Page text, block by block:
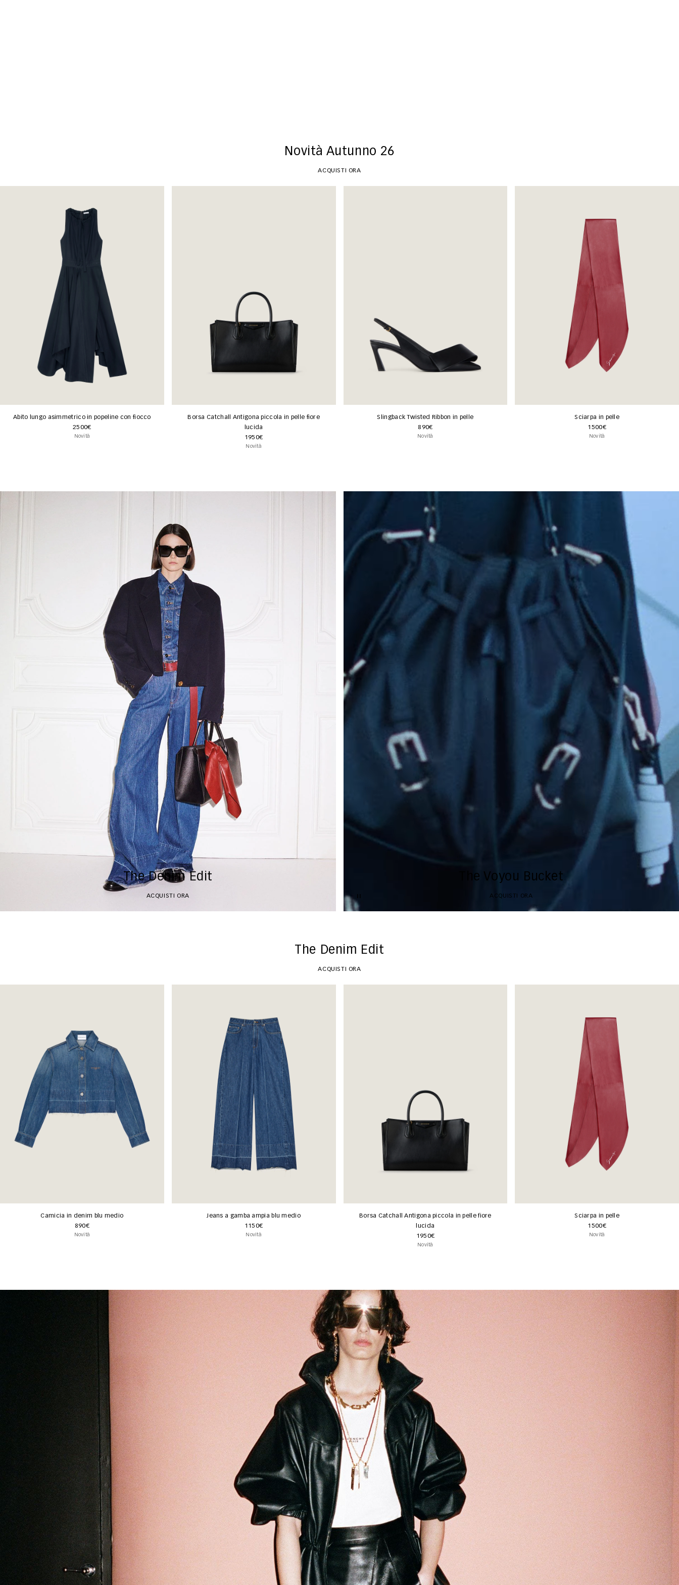
Novità Autunno 26
ACQUISTI ORA
Abito lungo asimmetrico in popeline con fiocco
2500€
Novità
Borsa Catchall Antigona piccola in pelle fiore
lucida
1950€
Novità
Slingback Twisted Ribbon in pelle
890€
Novità
Sciarpa in pelle
1500€
Novità
The Denim Edit
ACQUISTI ORA
The Voyou Bucket
ACQUISTI ORA
The Denim Edit
ACQUISTI ORA
Camicia in denim blu medio
890€
Novità
Jeans a gamba ampia blu medio
1150€
Novità
Borsa Catchall Antigona piccola in pelle fiore
lucida
1950€
Novità
Sciarpa in pelle
1500€
Novità